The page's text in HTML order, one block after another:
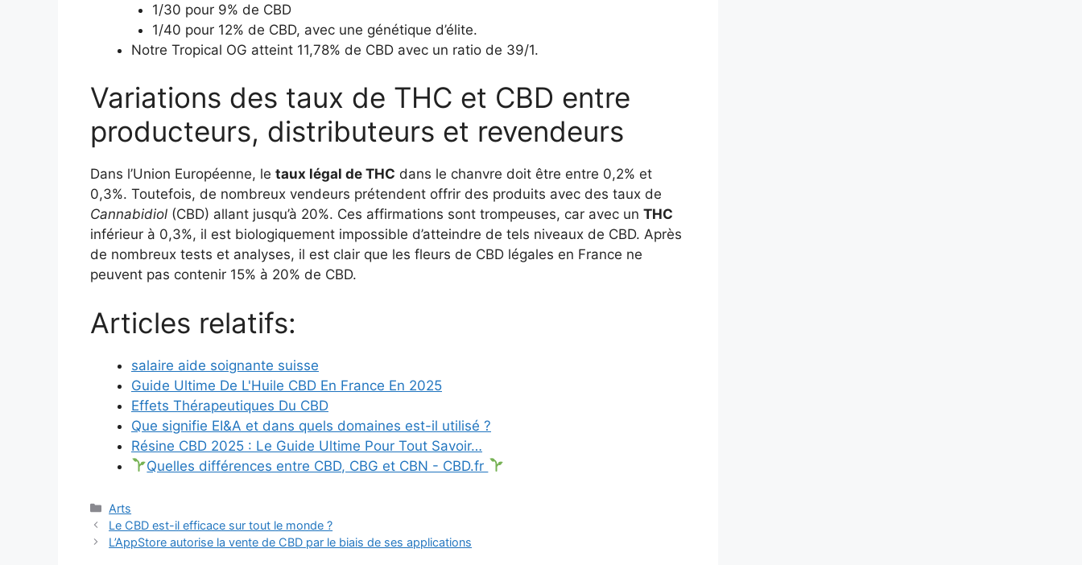
1/30 pour 9% de CBD
1/40 pour 12% de CBD, avec une génétique d’élite.
Notre Tropical OG atteint 11,78% de CBD avec un ratio de 39/1.
Variations des taux de THC et CBD entre
producteurs, distributeurs et revendeurs
Dans l’Union Européenne, le taux légal de THC dans le chanvre doit être entre 0,2% et
0,3%. Toutefois, de nombreux vendeurs prétendent offrir des produits avec des taux de
Cannabidiol (CBD) allant jusqu’à 20%. Ces affirmations sont trompeuses, car avec un THC
inférieur à 0,3%, il est biologiquement impossible d’atteindre de tels niveaux de CBD. Après
de nombreux tests et analyses, il est clair que les fleurs de CBD légales en France ne
peuvent pas contenir 15% à 20% de CBD.
Articles relatifs:
salaire aide soignante suisse
Guide Ultime De L'Huile CBD En France En 2025
Effets Thérapeutiques Du CBD
Que signifie EI&A et dans quels domaines est-il utilisé ?
Résine CBD 2025 : Le Guide Ultime Pour Tout Savoir…
Quelles différences entre CBD, CBG et CBN - CBD.fr
Catégories
Arts
Le CBD est-il efficace sur tout le monde ?
L’AppStore autorise la vente de CBD par le biais de ses applications